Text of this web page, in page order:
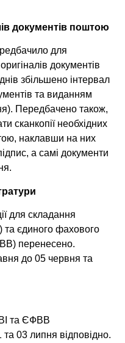
документів поштою
для
документів
збільшено інтервал
та виданням
Передбачено також,
сканкопії необхідних
наклавши на них
а самі документи
для складання
та єдиного фахового
перенесено.
до 05 червня та
та ЄФВВ
03 липня відповідно.